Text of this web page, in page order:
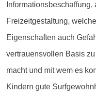
Freizeitgestaltung,
Eigenschaften auch
vertrauensvollen Basis
macht und mit wem es
Kindern gute